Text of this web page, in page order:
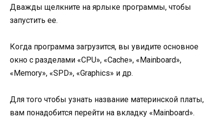
Дважды щелкните на ярлыке программы, чтобы
запустить ее.
Когда программа загрузится, вы увидите основное
окно с разделами «CPU», «Cache», «Mainboard»,
«Memory», «SPD», «Graphics» и др.
Для того чтобы узнать название материнской платы,
вам понадобится перейти на вкладку «Mainboard».